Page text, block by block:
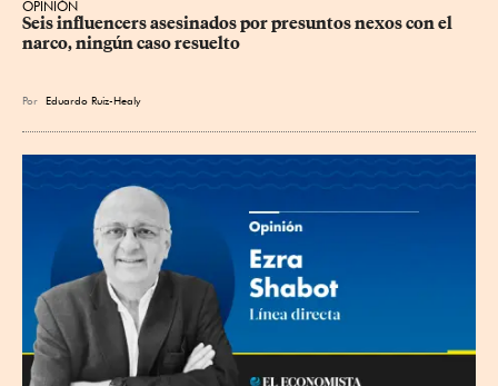
OPINIÓN
Seis influencers asesinados por presuntos nexos con el
narco, ningún caso resuelto
Por Eduardo Ruiz-Healy